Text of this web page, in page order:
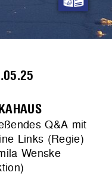
Q&A mit
Links (Regie)
Wenske